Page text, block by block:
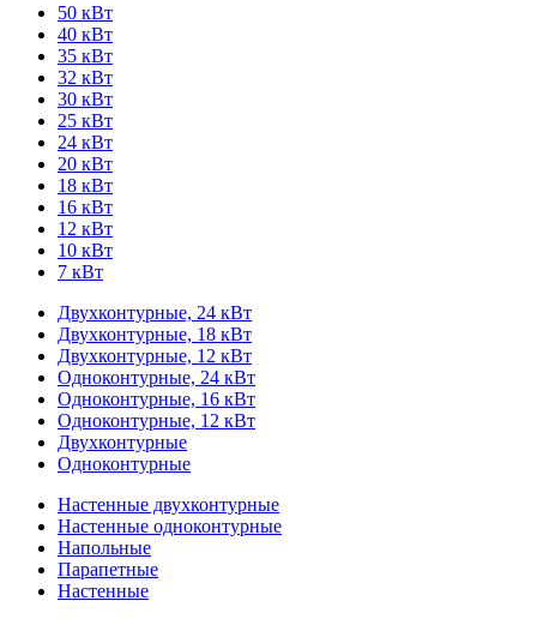
50 кВт
40 кВт
35 кВт
32 кВт
30 кВт
25 кВт
24 кВт
20 кВт
18 кВт
16 кВт
12 кВт
10 кВт
7 кВт
Двухконтурные, 24 кВт
Двухконтурные, 18 кВт
Двухконтурные, 12 кВт
Одноконтурные, 24 кВт
Одноконтурные, 16 кВт
Одноконтурные, 12 кВт
Двухконтурные
Одноконтурные
Настенные двухконтурные
Настенные одноконтурные
Напольные
Парапетные
Настенные